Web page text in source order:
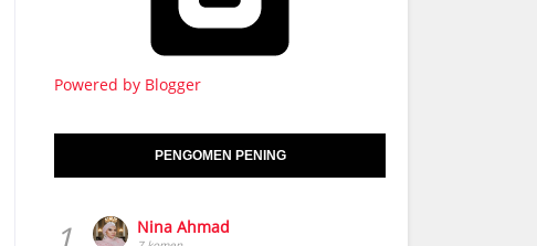
Powered by Blogger
PENGOMEN PENING
Nina Ahmad